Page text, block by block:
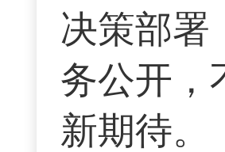
决策部署
务公开，
新期待。